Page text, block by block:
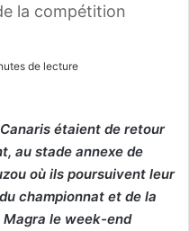
la compétition
de lecture
étaient de retour
au stade annexe de
où ils poursuivent leur
championnat et de la
Magra le week-end